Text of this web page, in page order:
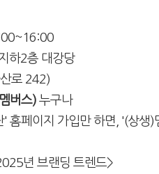
하2층 대강당
로 242)
버스)누구나
지 가입만 하면, '(상생)
년 브랜딩 트렌드>